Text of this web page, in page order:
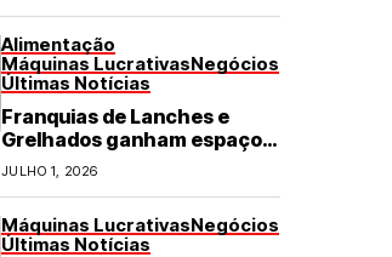
Alimentação
Máquinas LucrativasNegócios
Últimas Notícias
Franquias de Lanches e
Grelhados ganham espaço
com demanda por refeições
rápidas e de qualidade
JULHO 1, 2026
Máquinas LucrativasNegócios
Últimas Notícias